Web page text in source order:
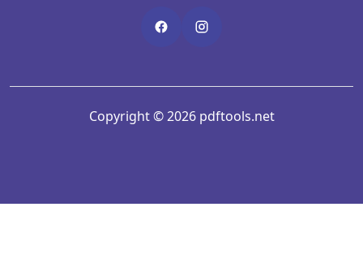
Copyright © 2026 pdftools.net